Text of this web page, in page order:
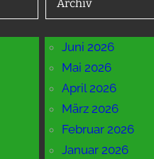
Archiv
Juni 2026
Mai 2026
April 2026
März 2026
Februar 2026
Januar 2026